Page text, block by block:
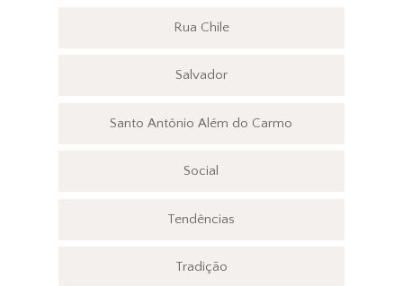
Rua Chile
Salvador
Santo Antônio Além do Carmo
Social
Tendências
Tradição